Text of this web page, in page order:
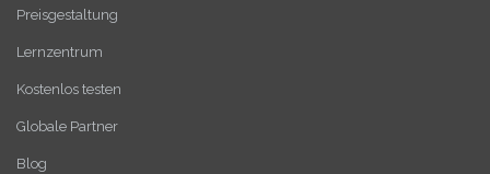
Preisgestaltung
Lernzentrum
Kostenlos testen
Globale Partner
Blog